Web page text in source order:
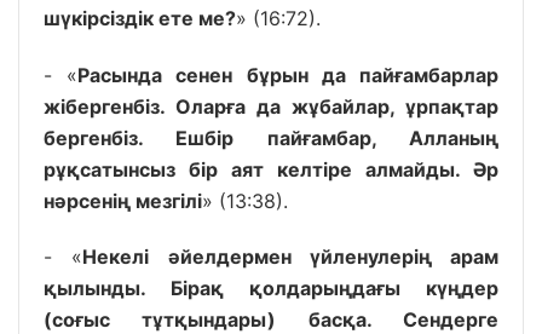
шүкірсіздік ете ме?» (16:72).
- «Расында сенен бұрын да пайғамбарлар
жібергенбіз. Оларға да жұбайлар, ұрпақтар
бергенбіз. Ешбір пайғамбар, Алланың
рұқсатынсыз бір аят келтіре алмайды. Әр
нәрсенің мезгілі» (13:38).
- «Некелі әйелдермен үйленулерің арам
қылынды. Бірақ қолдарыңдағы күңдер
(соғыс тұтқындары) басқа. Сендерге